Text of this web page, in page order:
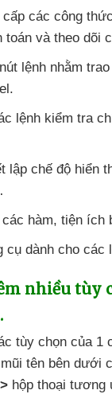
cấp các công
toán và theo dõi
lệnh nhằm
lệnh kiểm tra
lập chế độ hiển
các hàm, tiện ích
cụ dành cho các
nhiều tùy
tùy chọn của 1
tên bên dưới
hộp thoại tương